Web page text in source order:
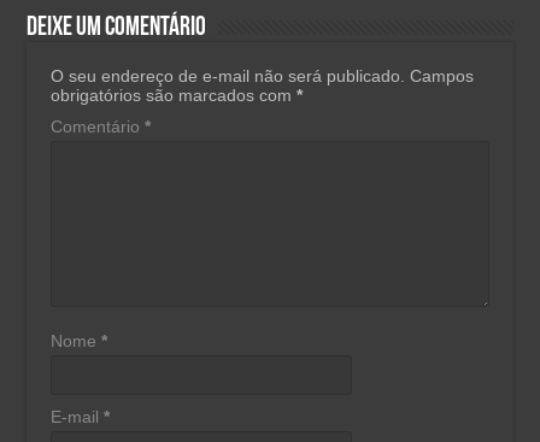
Deixe um comentário
O seu endereço de e-mail não será publicado. Campos
obrigatórios são marcados com*
Comentário*
Nome*
E-mail*